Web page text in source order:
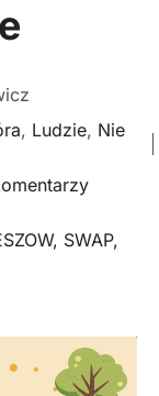
, Ludzie, Nie
, SWAP,